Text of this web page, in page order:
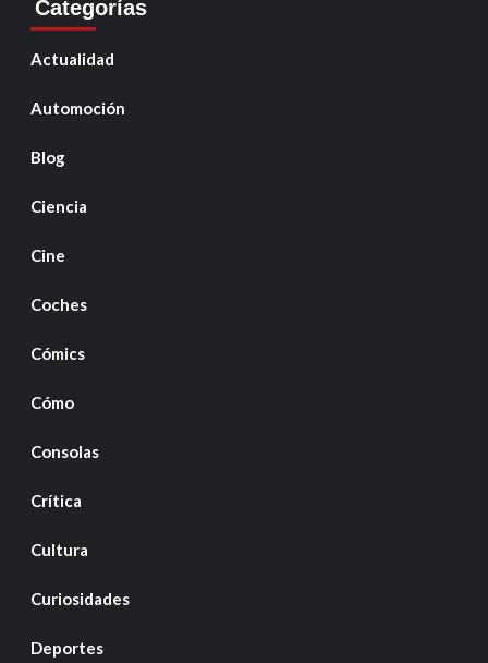
Categorías
Actualidad
Automoción
Blog
Ciencia
Cine
Coches
Cómics
Cómo
Consolas
Crítica
Cultura
Curiosidades
Deportes